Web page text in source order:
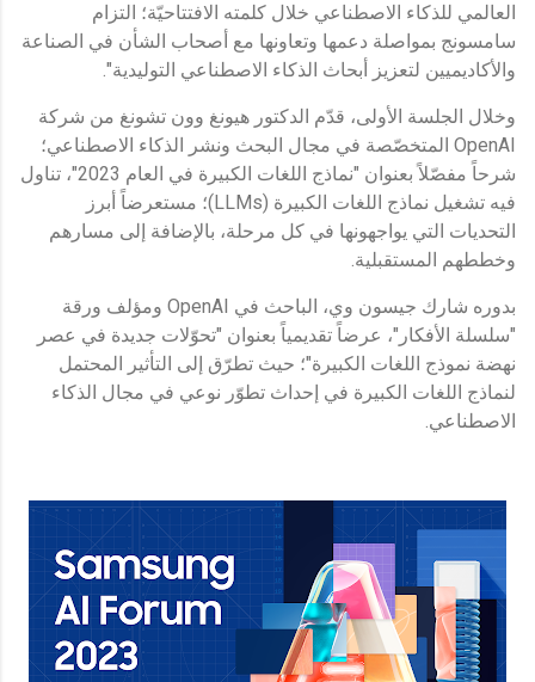
العالمي للذكاء الاصطناعي خلال كلمته الافتتاحيّة؛ التزام
سامسونج بمواصلة دعمها وتعاونها مع أصحاب الشأن في الصناعة
والأكاديميين لتعزيز أبحاث الذكاء الاصطناعي التوليدية".
وخلال الجلسة الأولى، قدّم الدكتور هيونغ وون تشونغ من شركة
OpenAI المتخصّصة في مجال البحث ونشر الذكاء الاصطناعي؛
شرحاً مفصّلاً بعنوان "نماذج اللغات الكبيرة في العام 2023"، تناول
فيه تشغيل نماذج اللغات الكبيرة (LLMs)؛ مستعرضاً أبرز
التحديات التي يواجهونها في كل مرحلة، بالإضافة إلى مسارهم
وخططهم المستقبلية.
بدوره شارك جيسون وي، الباحث في OpenAI ومؤلف ورقة
"سلسلة الأفكار"، عرضاً تقديمياً بعنوان "تحوّلات جديدة في عصر
نهضة نموذج اللغات الكبيرة"؛ حيث تطرّق إلى التأثير المحتمل
لنماذج اللغات الكبيرة في إحداث تطوّر نوعي في مجال الذكاء
الاصطناعي.